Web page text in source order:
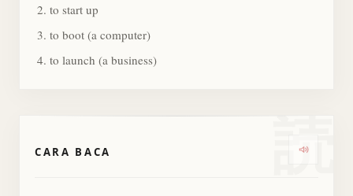
to start up
to boot (a computer)
to launch (a business)
読
CARA BACA